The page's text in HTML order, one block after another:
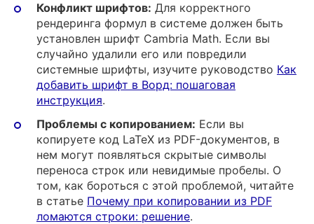
Конфликт шрифтов: Для корректного
рендеринга формул в системе должен быть
установлен шрифт Cambria Math. Если вы
случайно удалили его или повредили
системные шрифты, изучите руководство Как
добавить шрифт в Ворд: пошаговая
инструкция.
Проблемы с копированием: Если вы
копируете код LaTeX из PDF-документов, в
нем могут появляться скрытые символы
переноса строк или невидимые пробелы. О
том, как бороться с этой проблемой, читайте
в статье Почему при копировании из PDF
ломаются строки: решение.